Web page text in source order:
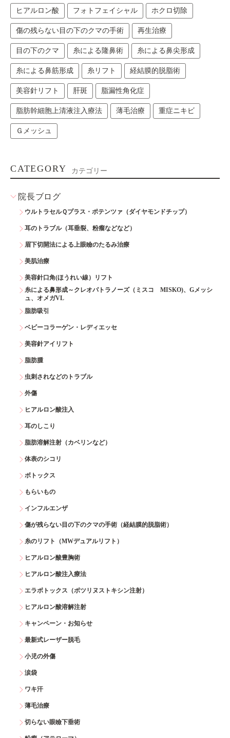
ヒアルロン酸 フォトフェイシャル ホクロ切除
傷の残らない目の下のクマの手術 再生治療
目の下のクマ 糸による隆鼻術 糸による鼻尖形成
糸による鼻筋形成 糸リフト 経結膜的脱脂術
美容針リフト 肝斑 脂漏性角化症
脂肪幹細胞上清液注入療法 薄毛治療 重症ニキビ
Ｇメッシュ
CATEGORY カテゴリー
院長ブログ
ウルトラセルＱプラス・ポテンツァ（ダイヤモンドチップ）
耳のトラブル（耳垂裂、粉瘤などなど）
眉下切開法による上眼瞼のたるみ治療
美肌治療
美容針口角(ほうれい線）リフト
糸による鼻形成～クレオパトラノーズ（ミスコ MISKO)、Gメッシ
ュ、オメガVL
脂肪吸引
ベビーコラーゲン・レディエッセ
美容針アイリフト
脂肪腫
虫刺されなどのトラブル
外傷
ヒアルロン酸注入
耳のしこり
脂肪溶解注射（カベリンなど）
体表のシコリ
ボトックス
もらいもの
インフルエンザ
傷が残らない目の下のクマの手術（経結膜的脱脂術）
糸のリフト（MWデュアルリフト）
ヒアルロン酸豊胸術
ヒアルロン酸注入療法
エラボトックス（ボツリヌストキシン注射）
ヒアルロン酸溶解注射
キャンペーン・お知らせ
最新式レーザー脱毛
小児の外傷
涙袋
ワキ汗
薄毛治療
切らない眼瞼下垂術